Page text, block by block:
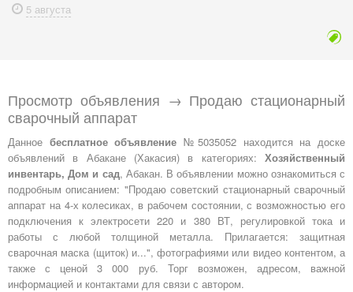
5 августа
Просмотр объявления → Продаю стационарный
сварочный аппарат
Данное бесплатное объявление №5035052 находится на доске
объявлений в Абакане (Хакасия) в категориях: Хозяйственный
инвентарь, Дом и сад, Абакан. В объявлении можно ознакомиться с
подробным описанием: "Продаю советский стационарный сварочный
аппарат на 4-х колесиках, в рабочем состоянии, с возможностью его
подключения к электросети 220 и 380 ВТ, регулировкой тока и
работы с любой толщиной металла. Прилагается: защитная
сварочная маска (щиток) и...", фотографиями или видео контентом, а
также с ценой 3 000 руб. Торг возможен, адресом, важной
информацией и контактами для связи с автором.